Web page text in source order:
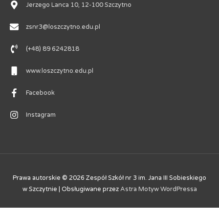
Jerzego Lanca 10, 12-100 Szczytno
zsnr3@loszczytno.edu.pl
(+48) 89 6242818
www.loszczytno.edu.pl
Facebook
Instagram
Prawa autorskie © 2026 Zespół Szkół nr 3 im. Jana III Sobieskiego
w Szczytnie | Obsługiwane przezAstra Motyw WordPressa